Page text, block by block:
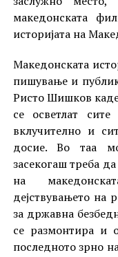
македонската
историјата на
Македонската
пишување и
Ристо Шишков
се осветлат
вклучително и
досие. Во таа
засекогаш треба
на
дејствувањето на
за државна
се размонтира и
последното зрно